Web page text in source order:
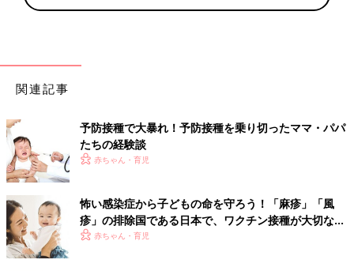
関連記事
予防接種で大暴れ！予防接種を乗り切ったママ・パパ
たちの経験談
赤ちゃん・育児
怖い感染症から子どもの命を守ろう！「麻疹」「風
疹」の排除国である日本で、ワクチン接種が大切な理
由とは？【小児科医】
赤ちゃん・育児